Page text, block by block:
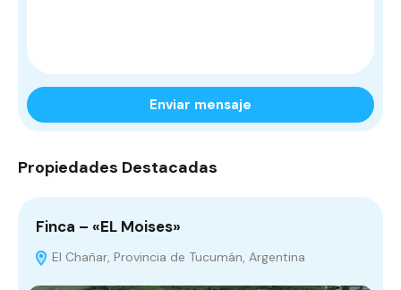
Enviar mensaje
Propiedades Destacadas
Finca – «EL Moises»
El Chañar, Provincia de Tucumán, Argentina